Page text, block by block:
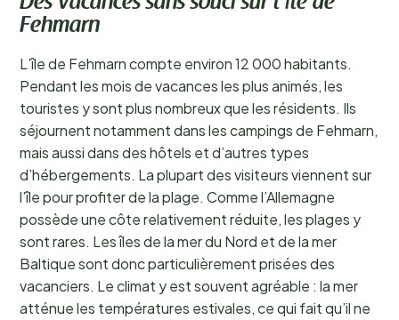
Fehmarn
L’île de Fehmarn compte environ 12 000 habitants.
Pendant les mois de vacances les plus animés, les
touristes y sont plus nombreux que les résidents. Ils
séjournent notamment dans les campings de Fehmarn,
mais aussi dans des hôtels et d’autres types
d’hébergements. La plupart des visiteurs viennent sur
l’île pour profiter de la plage. Comme l’Allemagne
possède une côte relativement réduite, les plages y
sont rares. Les îles de la mer du Nord et de la mer
Baltique sont donc particulièrement prisées des
vacanciers. Le climat y est souvent agréable : la mer
atténue les températures estivales, ce qui fait qu’il ne